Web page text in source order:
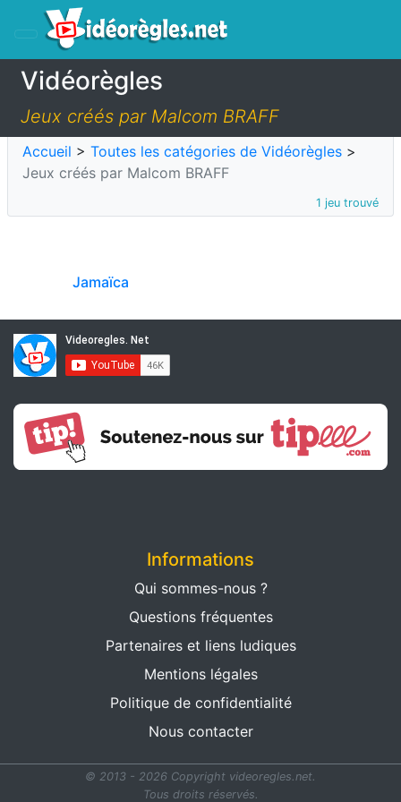
Vidéorègles
Jeux créés par Malcom BRAFF
Accueil > Toutes les catégories de Vidéorègles >
Jeux créés par Malcom BRAFF
1 jeu trouvé
Jamaïca
Informations
Qui sommes-nous ?
Questions fréquentes
Partenaires et liens ludiques
Mentions légales
Politique de confidentialité
Nous contacter
© 2013 - 2026 Copyright videoregles.net.
Tous droits réservés.